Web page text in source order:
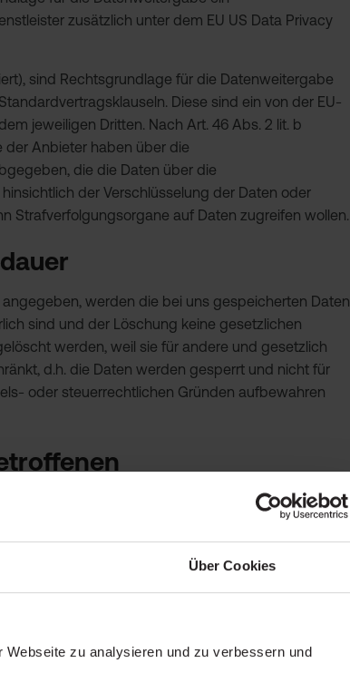
Über Cookies
zu analysieren und zu verbessern und
zusätzlich unter dem EU US Data Privacy
sind Rechtsgrundlage für die Datenweitergabe
Diese sind ein von der EU-
jeweiligen Dritten. Nach Art. 46 Abs. 2 lit. b
der Anbieter haben über die
die die Daten über die
der Verschlüsselung der Daten oder
Strafverfolgungsorgane auf Daten zugreifen wollen.
werden die bei uns gespeicherten Daten
sind und der Löschung keine gesetzlichen
werden, weil sie für andere und gesetzlich
d.h. die Daten werden gesperrt und nicht für
oder steuerrechtlichen Gründen aufbewahren
betreffenden personenbezogenen Daten: